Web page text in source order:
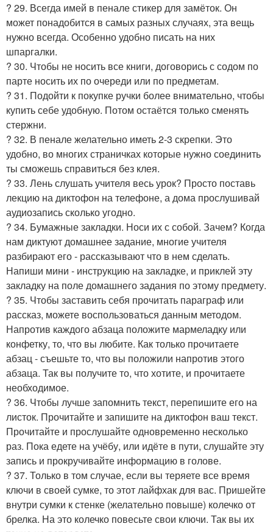
? 29. Всегда имей в пенале стикер для замёток. Он
может понадобится в самых разных случаях, эта вещь
нужно всегда. Особенно удобно писать на них
шпаргалки.
? 30. Чтобы не носить все книги, договорись с содом по
парте носить их по очереди или по предметам.
? 31. Подойти к покупке ручки более внимательно, чтобы
купить себе удобную. Потом остаётся только сменять
стержни.
? 32. В пенале желательно иметь 2-3 скрепки. Это
удобно, во многих страничках которые нужно соединить
ты сможешь справиться без клея.
? 33. Лень слушать учителя весь урок? Просто поставь
лекцию на диктофон на телефоне, а дома прослушивай
аудиозапись сколько угодно.
? 34. Бумажные закладки. Носи их с собой. Зачем? Когда
нам диктуют домашнее задание, многие учителя
разбирают его - рассказывают что в нем сделать.
Напиши мини - инструкцию на закладке, и приклей эту
закладку на поле домашнего задания по этому предмету.
? 35. Чтобы заставить себя прочитать параграф или
рассказ, можете воспользоваться данным методом.
Напротив каждого абзаца положите мармеладку или
конфетку, то, что вы любите. Как только прочитаете
абзац - съешьте то, что вы положили напротив этого
абзаца. Так вы получите то, что хотите, и прочитаете
необходимое.
? 36. Чтобы лучше запомнить текст, перепишите его на
листок. Прочитайте и запишите на диктофон ваш текст.
Прочитайте и прослушайте одновременно несколько
раз. Пока едете на учёбу, или идёте в пути, слушайте эту
запись и прокручивайте информацию в голове.
? 37. Только в том случае, если вы теряете все время
ключи в своей сумке, то этот лайфхак для вас. Пришейте
внутри сумки к стенке (желательно повыше) колечко от
брелка. На это колечко повесьте свои ключи. Так вы их